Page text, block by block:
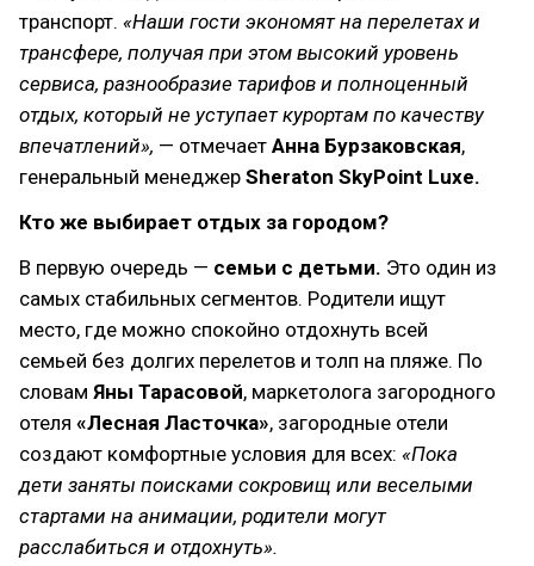
транспорт. «Наши гости экономят на перелетах и
трансфере, получая при этом высокий уровень
сервиса, разнообразие тарифов и полноценный
отдых, который не уступает курортам по качеству
впечатлений», — отмечает Анна Бурзаковская,
генеральный менеджер Sheraton SkyPoint Luxe.
Кто же выбирает отдых за городом?
В первую очередь — семьи с детьми. Это один из
самых стабильных сегментов. Родители ищут
место, где можно спокойно отдохнуть всей
семьей без долгих перелетов и толп на пляже. По
словам Яны Тарасовой, маркетолога загородного
отеля «Лесная Ласточка», загородные отели
создают комфортные условия для всех: «Пока
дети заняты поисками сокровищ или веселыми
стартами на анимации, родители могут
расслабиться и отдохнуть».